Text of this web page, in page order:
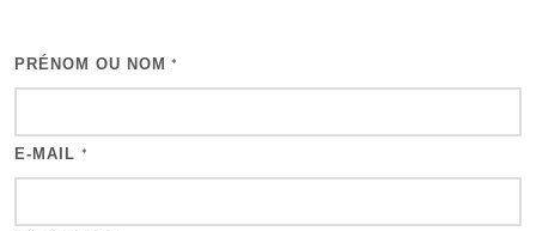
PRÉNOM OU NOM *
E-MAIL *